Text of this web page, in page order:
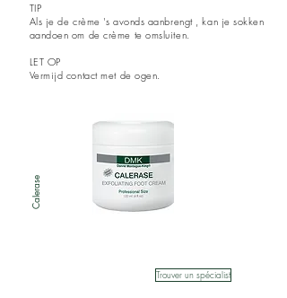
TIP
Als je de crème 's avonds aanbrengt , kan je sokken
aandoen om de crème te omsluiten.
LET OP
Vermijd contact met de ogen.
Calerase
Trouver un spécialist